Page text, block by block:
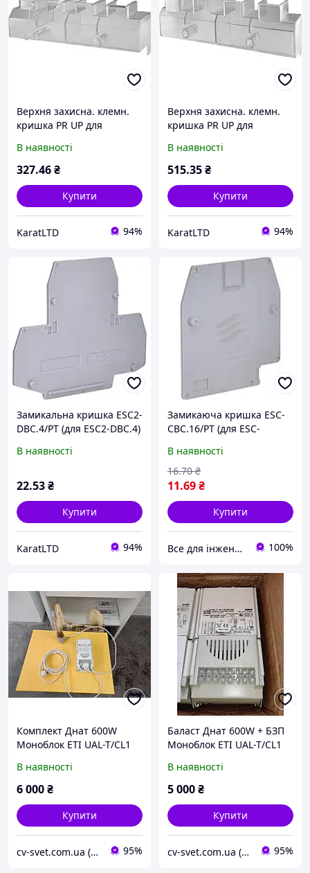
Верхня захисна. клемн.
кришка PR UP для
В наявності
327.46₴
Купити
KaratLTD 94%
Верхня захисна. клемн.
кришка PR UP для
В наявності
515.35₴
Купити
KaratLTD 94%
Замикальна кришка ESC2-
DBC.4/PT (для ESC2-DBC.4)
В наявності
22.53₴
Купити
KaratLTD 94%
Замикаюча кришка ESC-
CBC.16/PT (для ESC-
В наявності
11.69₴
16.70 ₴
Купити
Все для інженерних мереж 100%
Комплект Днат 600W
Моноблок ETI UAL-T/CL1
китая) Балласт 600 ватт
В наявності
6 000₴
Купити
cv-svet.com.ua (наложек немає, питання у Viber) 95%
Баласт Днат 600W + БЗП
Моноблок ETI UAL-T/CL1
ватів для 2 типів ламп
В наявності
5 000₴
Купити
cv-svet.com.ua (наложек немає, питання у Viber) 95%